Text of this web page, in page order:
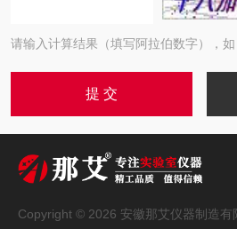
请输入计算结果（填写阿拉伯数字），
Copyright © 2026 安徽那艾仪器制造有